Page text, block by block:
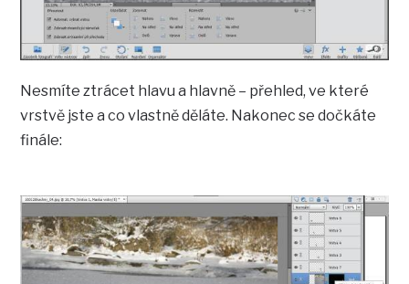
Nesmíte ztrácet hlavu a hlavně – přehled, ve které
vrstvě jste a co vlastně děláte. Nakonec se dočkáte
finále: